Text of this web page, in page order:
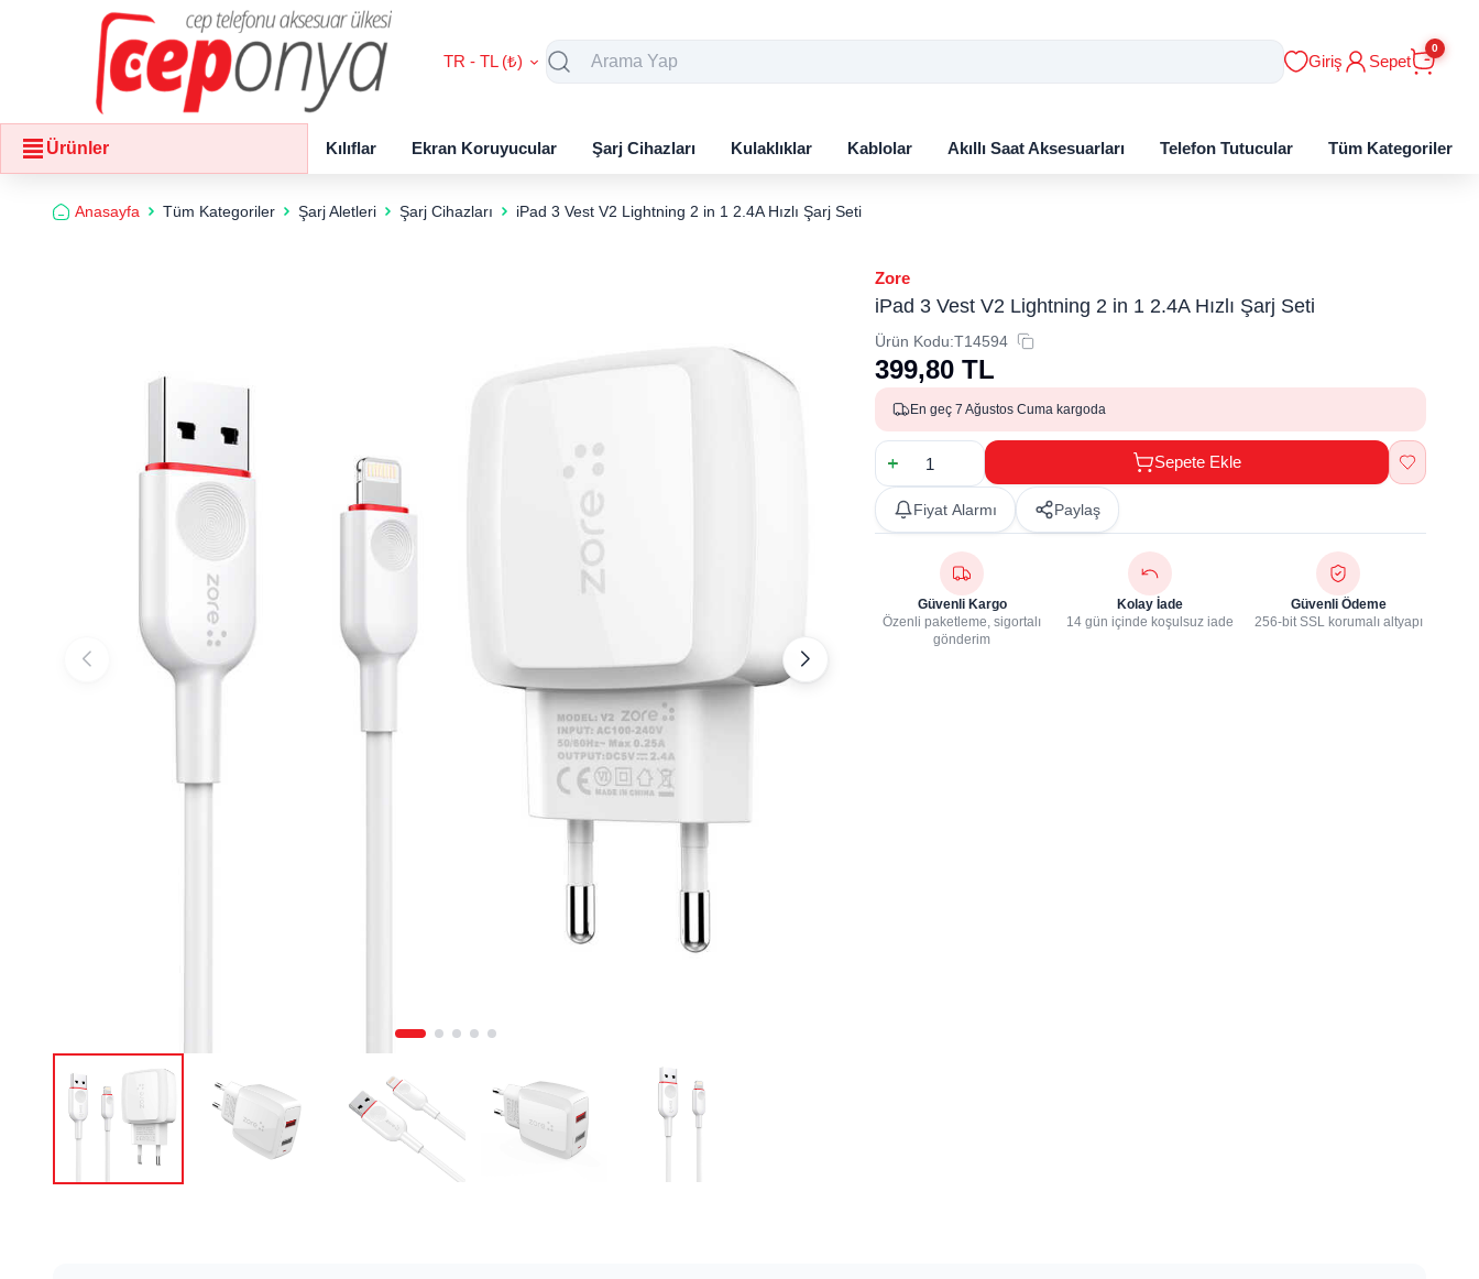
TR - TL (₺) Giriş Sepet
0
Ürünler Kılıflar Ekran Koruyucular Şarj Cihazları Kulaklıklar Kablolar Akıllı Saat Aksesuarları Telefon Tutucular Tüm Kategoriler
Anasayfa Tüm Kategoriler Şarj Aletleri Şarj Cihazları iPad 3 Vest V2 Lightning 2 in 1 2.4A Hızlı Şarj Seti
Zore
iPad 3 Vest V2 Lightning 2 in 1 2.4A Hızlı Şarj Seti
Ürün Kodu:T14594
399,80 TL
En geç 7 Ağustos Cuma kargoda
Sepete Ekle
Fiyat Alarmı Paylaş
Güvenli Kargo
Özenli paketleme, sigortalı
gönderim
Kolay İade
14 gün içinde koşulsuz iade
Güvenli Ödeme
256-bit SSL korumalı altyapı